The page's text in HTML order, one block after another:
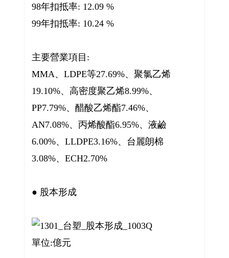
98年扣抵率: 12.09 %
99年扣抵率: 10.24 %
主要營業項目:
MMA、LDPE等27.69%、聚氯乙烯
19.10%、高密度聚乙烯8.99%、
PP7.79%、醋酸乙烯酯7.46%、
AN7.08%、丙烯酸酯6.95%、液鹼
6.00%、LLDPE3.16%、台麗朗棉
3.08%、ECH2.70%
● 股本形成
單位:億元